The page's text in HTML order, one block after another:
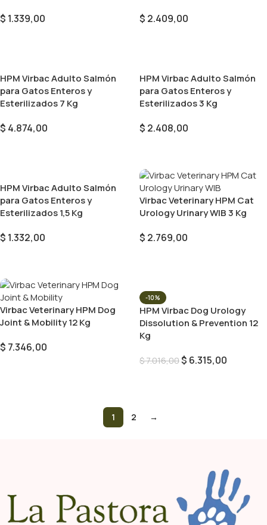
$ 1.339,00 $ 2.409,00
HPM Virbac Adulto Salmón
para Gatos Enteros y
Esterilizados 7 Kg
$ 4.874,00
HPM Virbac Adulto Salmón
para Gatos Enteros y
Esterilizados 3 Kg
$ 2.408,00
HPM Virbac Adulto Salmón
para Gatos Enteros y
Esterilizados 1,5 Kg
$ 1.332,00
Virbac Veterinary HPM Cat
Urology Urinary WIB 3 Kg
$ 2.769,00
Virbac Veterinary HPM Dog
Joint & Mobility 12 Kg
$ 7.346,00
-10%
HPM Virbac Dog Urology
Dissolution & Prevention 12
Kg
$7.016,00$ 6.315,00
1 2 →